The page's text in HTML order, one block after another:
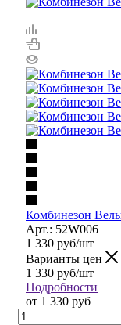
Комбинезон
Арт.: 52W006
1 330 руб/шт
Варианты цен
1 330 руб/шт
Подробности
от 1 330 руб